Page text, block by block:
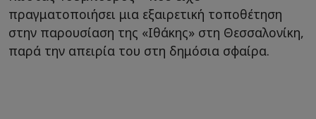
πραγματοποιήσει μια εξαιρετική τοποθέτηση
στην παρουσίαση της «Ιθάκης» στη Θεσσαλονίκη,
παρά την απειρία του στη δημόσια σφαίρα.